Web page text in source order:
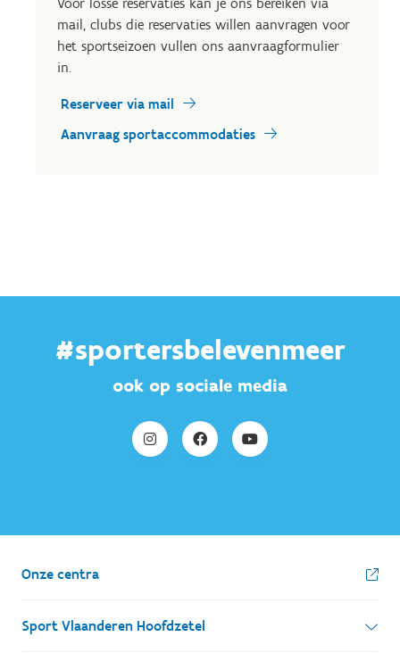
mail, clubs die reservaties willen aanvragen voor
het sportseizoen vullen ons aanvraagformulier
in.
Reserveer via mail
Aanvraag sportaccommodaties
#sportersbelevenmeer
ook op sociale media
Onze centra
Sport Vlaanderen Hoofdzetel